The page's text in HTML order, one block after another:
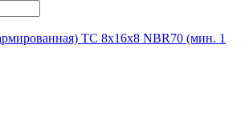
TC 8х16х8 NBR70 (мин. 1